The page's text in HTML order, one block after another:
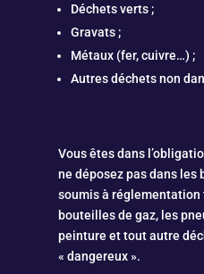
Déchets verts ;
Gravats ;
Métaux (fer, cuivre…) ;
Autres déchets non
Vous êtes dans
ne déposez pas dans les
soumis à réglementation
bouteilles de gaz, les
peinture et tout autre
« dangereux ».